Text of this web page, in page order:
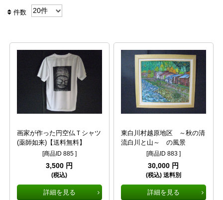
件数
画家が作った円空仏Ｔシャツ
(薬師如来)【送料無料】
[商品ID 885 ]
3,500 円
(税込)
詳細を見る
東白川村越原地区 ～秋の清
流白川と山～ の風景
[商品ID 883 ]
30,000 円
(税込) 送料別
詳細を見る